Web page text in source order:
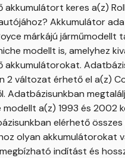
akkumulátort keres a(z)
Akkumulátor
márkájú járműmodellt
modellt is, amelyhez
akkumulátorokat.
2 változat érhető el a(z)
Adatbázisunkban
modellt a(z) 1993 és 2002
elérhető összes
olyan akkumulátorokat
indítást és